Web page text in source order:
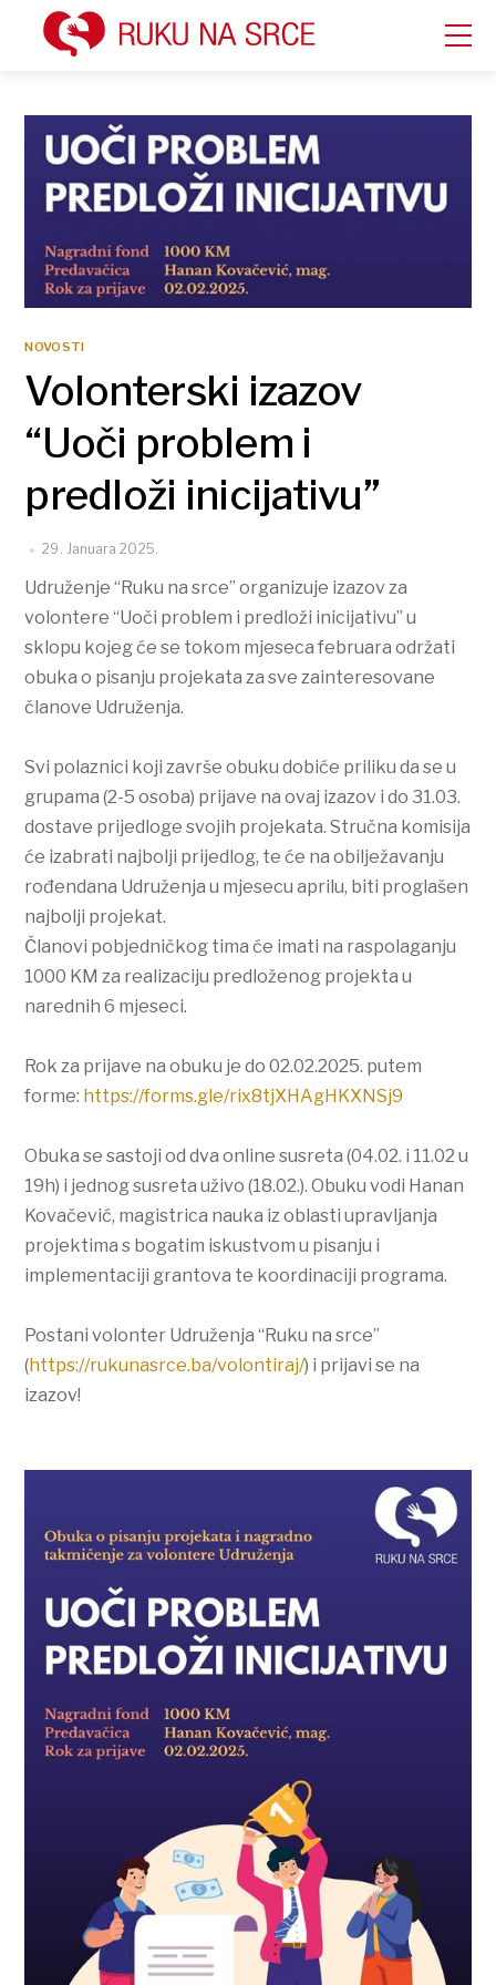
NOVOSTI
Volonterski izazov
“Uoči problem i
predloži inicijativu”
29. Januara 2025.
Udruženje “Ruku na srce” organizuje izazov za
volontere “Uoči problem i predloži inicijativu” u
sklopu kojeg će se tokom mjeseca februara održati
obuka o pisanju projekata za sve zainteresovane
članove Udruženja.
Svi polaznici koji završe obuku dobiće priliku da se u
grupama (2-5 osoba) prijave na ovaj izazov i do 31.03.
dostave prijedloge svojih projekata. Stručna komisija
će izabrati najbolji prijedlog, te će na obilježavanju
rođendana Udruženja u mjesecu aprilu, biti proglašen
najbolji projekat.
Članovi pobjedničkog tima će imati na raspolaganju
1000 KM za realizaciju predloženog projekta u
narednih 6 mjeseci.
Rok za prijave na obuku je do 02.02.2025. putem
forme: https://forms.gle/rix8tjXHAgHKXNSj9
Obuka se sastoji od dva online susreta (04.02. i 11.02 u
19h) i jednog susreta uživo (18.02.). Obuku vodi Hanan
Kovačević, magistrica nauka iz oblasti upravljanja
projektima s bogatim iskustvom u pisanju i
implementaciji grantova te koordinaciji programa.
Postani volonter Udruženja “Ruku na srce”
(https://rukunasrce.ba/volontiraj/) i prijavi se na
izazov!